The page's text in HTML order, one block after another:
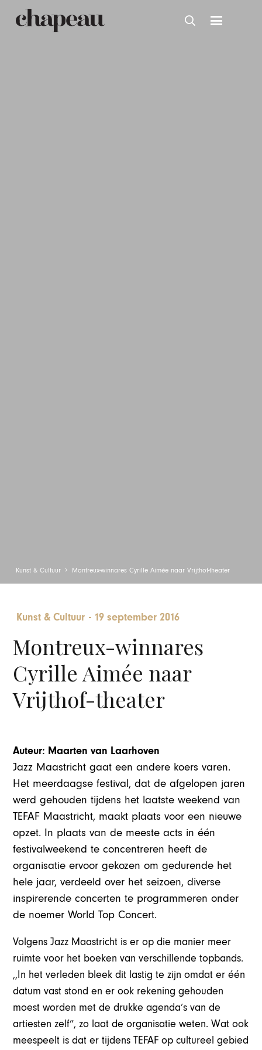
Kunst & Cultuur Montreux-winnares Cyrille Aimée naar Vrijthof-theater
Kunst & Cultuur - 19 september 2016
Montreux-winnares
Cyrille Aimée naar
Vrijthof-theater
Auteur: Maarten van Laarhoven
Jazz Maastricht gaat een andere koers varen.
Het meerdaagse festival, dat de afgelopen jaren
werd gehouden tijdens het laatste weekend van
TEFAF Maastricht, maakt plaats voor een nieuwe
opzet. In plaats van de meeste acts in één
festivalweekend te concentreren heeft de
organisatie ervoor gekozen om gedurende het
hele jaar, verdeeld over het seizoen, diverse
inspirerende concerten te programmeren onder
de noemer World Top Concert.
Volgens Jazz Maastricht is er op die manier meer
ruimte voor het boeken van verschillende topbands.
,,In het verleden bleek dit lastig te zijn omdat er één
datum vast stond en er ook rekening gehouden
moest worden met de drukke agenda’s van de
artiesten zelf”, zo laat de organisatie weten. Wat ook
meespeelt is dat er tijdens TEFAF op cultureel gebied